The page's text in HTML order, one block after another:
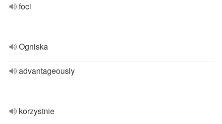
foci
Ogniska
advantageously
korzystnie